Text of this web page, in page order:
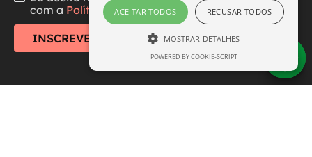
com a Política de Privacidade
INSCREVER-SE
ACEITAR TODOS RECUSAR TODOS
MOSTRAR DETALHES
ESTRITAMENTE NECESSÁRIO
POWERED BY COOKIE-SCRIPT